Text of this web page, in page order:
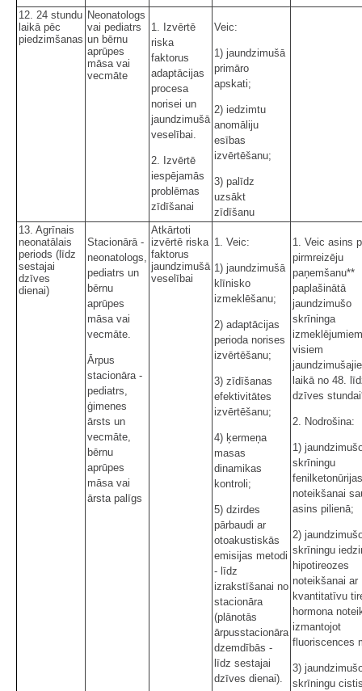
12. 24 stundu
laikā pēc
piedzimšanas
Neonatologs
vai pediatrs
un bērnu
aprūpes
māsa vai
vecmāte
1. Izvērtē
riska
faktorus
adaptācijas
procesa
norisei un
jaundzimušā
veselībai.
2. Izvērtē
iespējamās
problēmas
zīdīšanai
Veic:
1) jaundzimušā
primāro
apskati;
2) iedzimtu
anomāliju
esības
izvērtēšanu;
3) palīdz
uzsākt
zīdīšanu
13. Agrīnais
neonatālais
periods (līdz
sestajai
dzīves
dienai)
Stacionārā -
neonatologs,
pediatrs un
bērnu
aprūpes
māsa vai
vecmāte.
Ārpus
stacionāra -
pediatrs,
ģimenes
ārsts un
vecmāte,
bērnu
aprūpes
māsa vai
ārsta palīgs
Atkārtoti
izvērtē riska
faktorus
jaundzimušā
veselībai
1. Veic:
1) jaundzimušā
klīnisko
izmeklēšanu;
2) adaptācijas
perioda norises
izvērtēšanu;
3) zīdīšanas
efektivitātes
izvērtēšanu;
4) ķermeņa
masas
dinamikas
kontroli;
5) dzirdes
pārbaudi ar
otoakustiskās
emisijas metodi
- līdz
izrakstīšanai no
stacionāra
(plānotās
ārpusstacionāra
dzemdībās -
līdz sestajai
dzīves dienai).
1. Veic asins
pirmreizēju
paņemšanu**
paplašinātā
jaundzimušo
skrīninga
izmeklējumiem
visiem
laikā no 48.
dzīves
2. Nodrošina:
1)
skrīningu
noteikšanai
asins pilienā;
2)
skrīningu
hipotireozes
noteikšanai ar
kvantitatīvu
hormona
izmantojot
fluoriscences
3)
skrīningu